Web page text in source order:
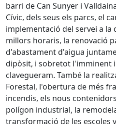
barri de Can Sunyer i
Cívic, dels seus els parcs, el
implementació del servei a la
millors horaris, la renovació
d'abastament d'aigua
dipòsit, i sobretot l'imminent
clavegueram. També la
Forestal, l'obertura de més
incendis, els nous
polígon industrial, la
transformació de les escoles